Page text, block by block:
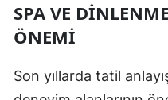
SPA VE
ÖNEMI
Son yıllarda tatil